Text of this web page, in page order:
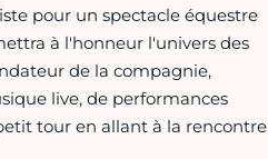
pour un spectacle équestre
à l'honneur l'univers des
de la compagnie,
live, de performances
tour en allant à la rencontre